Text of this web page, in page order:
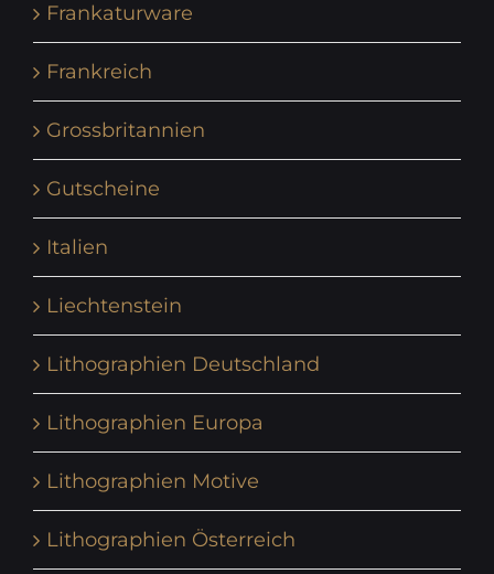
Frankaturware
Frankreich
Grossbritannien
Gutscheine
Italien
Liechtenstein
Lithographien Deutschland
Lithographien Europa
Lithographien Motive
Lithographien Österreich